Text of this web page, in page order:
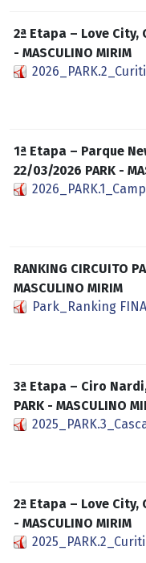
2ª Etapa – Love City,
- MASCULINO MIRIM
1ª Etapa – Parque
22/03/2026 PARK -
RANKING CIRCUITO
MASCULINO MIRIM
Park_Ranking
3ª Etapa – Ciro
PARK - MASCULINO
2ª Etapa – Love City,
- MASCULINO MIRIM